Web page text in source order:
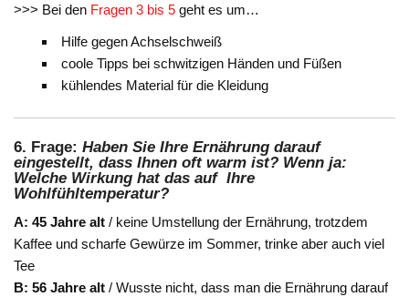
>>> Bei den Fragen 3 bis 5 geht es um…
Hilfe gegen Achselschweiß
coole Tipps bei schwitzigen Händen und Füßen
kühlendes Material für die Kleidung
6. Frage: Haben Sie Ihre Ernährung darauf
eingestellt, dass Ihnen oft warm ist? Wenn ja:
Welche Wirkung hat das auf Ihre
Wohlfühltemperatur?
A: 45 Jahre alt / keine Umstellung der Ernährung, trotzdem
Kaffee und scharfe Gewürze im Sommer, trinke aber auch viel
Tee
B: 56 Jahre alt / Wusste nicht, dass man die Ernährung darauf